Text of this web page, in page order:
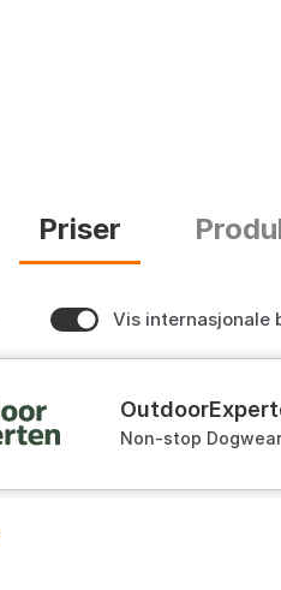
Priser
Vis internasjonale
Non-stop